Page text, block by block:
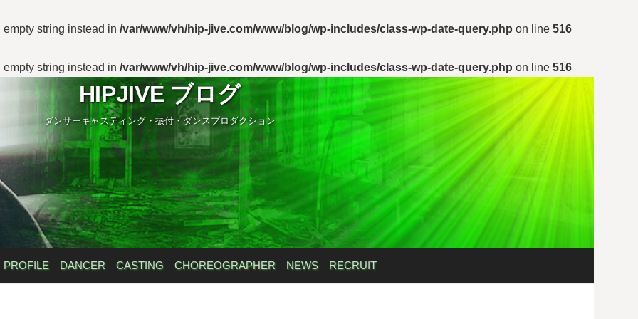
string instead in /var/www/vh/hip-jive.com/www/blog/wp-includes/class-wp-date-query.php on line 516
string instead in /var/www/vh/hip-jive.com/www/blog/wp-includes/class-wp-date-query.php on line 516
HIPJIVE ブログ
ダンサーキャスティング・振付・ダンスプロダクション
PROFILE DANCER CASTING CHOREOGRAPHER NEWS RECRUIT
索: